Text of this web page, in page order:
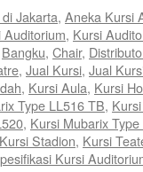
Jakarta, Aneka Kursi
, Kursi
Bangku, Chair,
, Jual Kursi, Jual
, Kursi Aula, Kursi
Type LL516 TB,
, Kursi Mubarix
Kursi Stadion, Kursi
Kursi